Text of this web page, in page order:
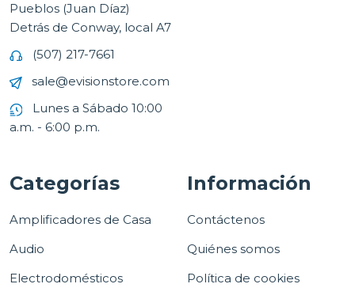
Pueblos (Juan Díaz)
Detrás de Conway, local A7
(507) 217-7661
sale@evisionstore.com
Lunes a Sábado 10:00
a.m. - 6:00 p.m.
Categorías
Amplificadores de Casa
Audio
Electrodomésticos
Información
Contáctenos
Quiénes somos
Política de cookies